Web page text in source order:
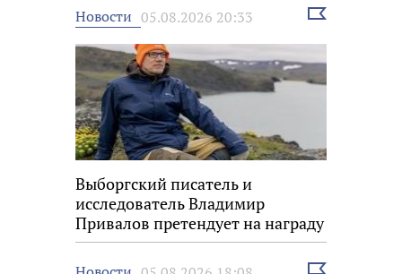
Новости 05.08.2026 20:33
Выбрать
Выборгский писатель и
исследователь Владимир
Привалов претендует на награду
«Знание.Премия»
Выбрать